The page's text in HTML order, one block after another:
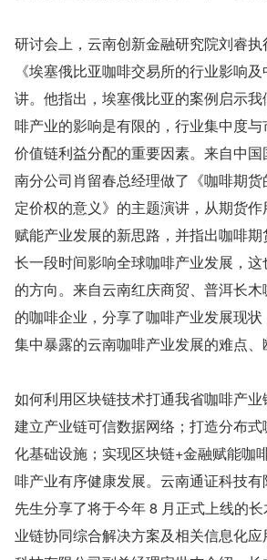
研讨会上，云南创新金融研究院刘睿
《埃塞俄比亚咖啡交易所的行业影响
讲。他指出，埃塞俄比亚的案例启示
啡产业的影响是有限的，行业集中度
价值链利益分配的重要因素。来自中
南分公司肖留春总经理做了《咖啡期
定价权的意义》的主题演讲，从期货
赋能产业发展的新思路，并指出咖啡
长一段时间影响全球咖啡产业发展，
的方向。来自云南红庆商贸、普洱长
的咖啡企业，分享了咖啡产业发展现
集中暴露的云南咖啡产业发展的难点、
如何利用区块链技术打通我省咖啡产业
建立产业链可信数据网络；打造分布
化基础设施；实现区块链+金融赋能咖
啡产业有序健康发展。云南通证科技
先生分享了将于今年 8 月正式上线的长
业链协同综合解决方案及相关信息化